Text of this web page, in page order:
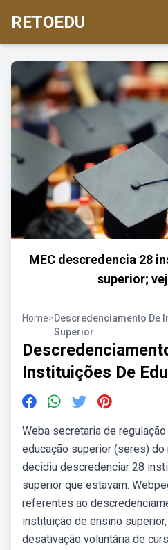
RETOEDU
MEC descredencia 28
superior;
Home>Descredenciamento De
Superior
Instituições De
Weba secretaria de
educação superior (seres)
decidiu descredenciar 28
superior que estavam.
referentes ao
instituição de ensino
desativação voluntária de